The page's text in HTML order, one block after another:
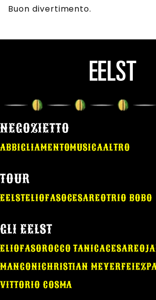
Buon divertimento.
NEGOZIETTO
ABBIGLIAMENTOMUSICAALTRO
TOUR
EELSTELIOFASOCESAREOTRIO BOBO
GLI EELST
ELIOFASOROCCO TANICACESAREO
MANGONICHRISTIAN MEYERFEIEZ
VITTORIO COSMA